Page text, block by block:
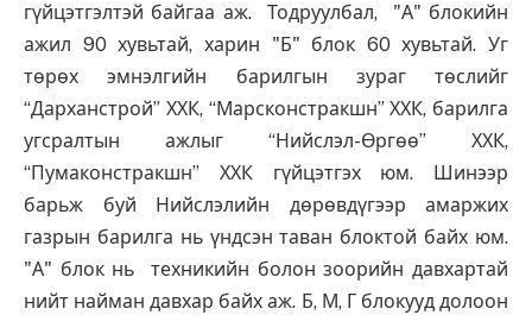
гүйцэтгэлтэй байгаа аж. Тодруулбал, "А" блокийн
ажил 90 хувьтай, харин "Б" блок 60 хувьтай. Уг
төрөх эмнэлгийн барилгын зураг төслийг
“Дарханстрой” ХХК, “Марсконстракшн” ХХК, барилга
угсралтын ажлыг “Нийслэл-Өргөө” ХХК,
“Пумаконстракшн” ХХК гүйцэтгэх юм. Шинээр
барьж буй Нийслэлийн дөрөвдүгээр амаржих
газрын барилга нь үндсэн таван блоктой байх юм.
"А" блок нь техникийн болон зоорийн давхартай
нийт найман давхар байх аж. Б, М, Г блокууд долоон